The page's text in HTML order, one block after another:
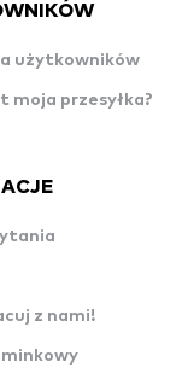
użytkowników
moja przesyłka?
z nami!